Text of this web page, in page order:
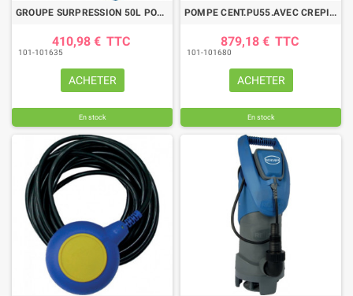
GROUPE SURPRESSION 50L POMPE MULTICELLU 1,1KW
410,98 € TTC
101-101635
ACHETER
En stock
POMPE CENT.PU55.AVEC CREPINE RACCORD POMPIER
879,18 € TTC
101-101680
ACHETER
En stock